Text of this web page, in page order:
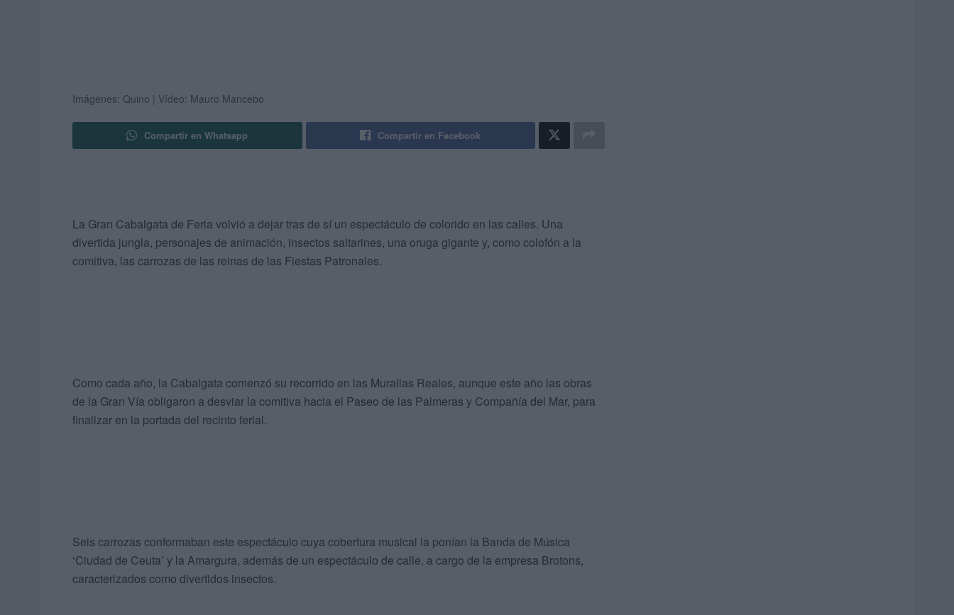
Imágenes: Quino | Vídeo: Mauro Mancebo
Compartir en Whatsapp Compartir en Facebook
La Gran Cabalgata de Feria volvió a dejar tras de sí un espectáculo de colorido en las calles. Una
divertida jungla, personajes de animación, insectos saltarines, una oruga gigante y, como colofón a la
comitiva, las carrozas de las reinas de las Fiestas Patronales.
Como cada año, la Cabalgata comenzó su recorrido en las Murallas Reales, aunque este año las obras
de la Gran Vía obligaron a desviar la comitiva hacia el Paseo de las Palmeras y Compañía del Mar, para
finalizar en la portada del recinto ferial.
Seis carrozas conformaban este espectáculo cuya cobertura musical la ponían la Banda de Música
‘Ciudad de Ceuta’ y la Amargura, además de un espectáculo de calle, a cargo de la empresa Brotons,
caracterizados como divertidos insectos.